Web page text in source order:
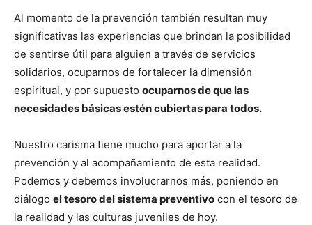
Al momento de la prevención también resultan muy
significativas las experiencias que brindan la posibilidad
de sentirse útil para alguien a través de servicios
solidarios, ocuparnos de fortalecer la dimensión
espiritual, y por supuesto ocuparnos de que las
necesidades básicas estén cubiertas para todos.
Nuestro carisma tiene mucho para aportar a la
prevención y al acompañamiento de esta realidad.
Podemos y debemos involucrarnos más, poniendo en
diálogo el tesoro del sistema preventivo con el tesoro de
la realidad y las culturas juveniles de hoy.